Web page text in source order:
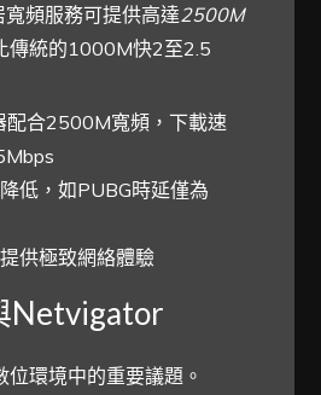
頻服務可提供高達2500M
傳統的1000M快2至2.5
配合2500M寬頻，下載速
低，如PUBG時延僅為
供極致網絡體驗
Netvigator
環境中的重要議題。